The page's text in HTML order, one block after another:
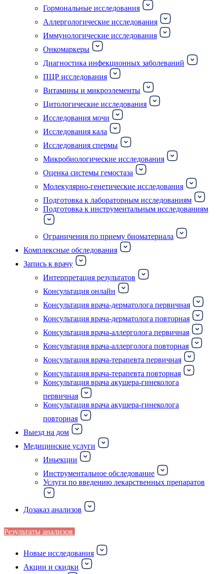
Гормональные исследования
Аллергологические исследования
Иммунологические исследования
Онкомаркеры
Диагностика инфекционных заболеваний
ПЦР исследования
Витамины и микроэлементы
Цитологические исследования
Исследования мочи
Исследования кала
Исследования спермы
Микробиологические исследования
Оценка системы гемостаза
Молекулярно-генетические исследования
Подготовка к лабораторным исследованиям
Подготовка к инструментальным исследованиям
Ограничения по приему биоматериала
Комплексные обследования
Запись к врачу
Интерпретация результатов
Консультация онлайн
Консультация врача-дерматолога первичная
Консультация врача-дерматолога повторная
Консультация врача-аллерголога первичная
Консультация врача-аллерголога повторная
Консультация врача-терапевта первичная
Консультация врача-терапевта повторная
Консультация врача акушера-гинеколога
первичная
Консультация врача акушера-гинеколога
повторная
Выезд на дом
Медицинские услуги
Иньекции
Инструментальное обследование
Услуги по введению лекарственных препаратов
Дозаказ анализов
Результаты анализов
Новые исследования
Акции и скидки